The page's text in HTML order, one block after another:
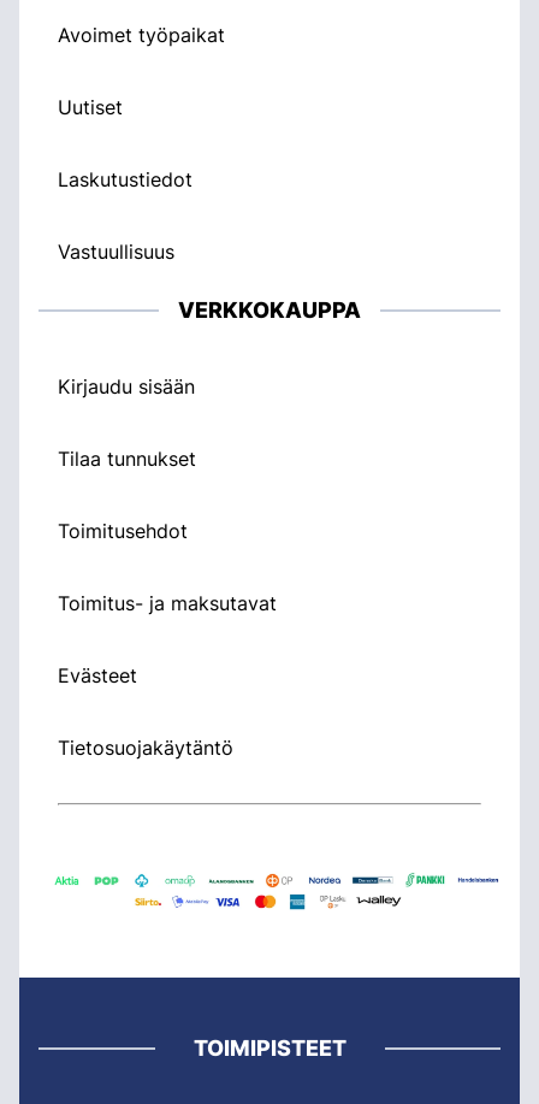
Avoimet työpaikat
Uutiset
Laskutustiedot
Vastuullisuus
VERKKOKAUPPA
Kirjaudu sisään
Tilaa tunnukset
Toimitusehdot
Toimitus- ja maksutavat
Evästeet
Tietosuojakäytäntö
TOIMIPISTEET